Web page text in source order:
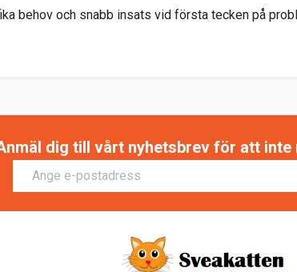
behov och snabb insats vid första tecken på
dig till vårt nyhetsbrev för att